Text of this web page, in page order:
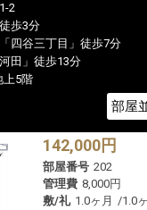
2
歩3分
四谷三丁目」徒歩7分
田」徒歩13分
上5階
142,000円
部屋番号 202
管理費 8,000円
敷/礼 1.0ヶ月 /1.0